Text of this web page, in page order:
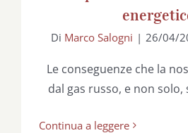
Di Marco Salogni | 26/04/
Le conseguenze che la
dal gas russo, e non solo,
Continua a leggere